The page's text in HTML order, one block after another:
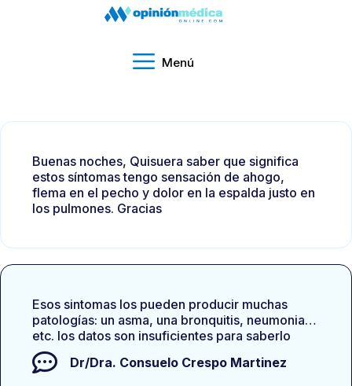
Menú
Buenas noches, Quisuera saber que significa
estos síntomas tengo sensación de ahogo,
flema en el pecho y dolor en la espalda justo en
los pulmones. Gracias
Esos sintomas los pueden producir muchas
patologías: un asma, una bronquitis, neumonia…
etc. los datos son insuficientes para saberlo
Dr/Dra. Consuelo Crespo Martinez